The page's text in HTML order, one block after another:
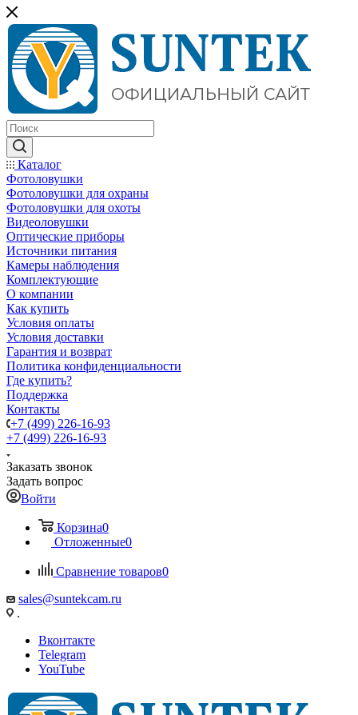
Каталог
Фотоловушки
Фотоловушки для охраны
Фотоловушки для охоты
Видеоловушки
Оптические приборы
Источники питания
Камеры наблюдения
Комплектующие
О компании
Как купить
Условия оплаты
Условия доставки
Гарантия и возврат
Политика конфиденциальности
Где купить?
Поддержка
Контакты
+7 (499) 226-16-93
+7 (499) 226-16-93
Заказать звонок
Задать вопрос
Войти
Корзина0
Отложенные0
Сравнение товаров0
sales@suntekcam.ru
.
Вконтакте
Telegram
YouTube